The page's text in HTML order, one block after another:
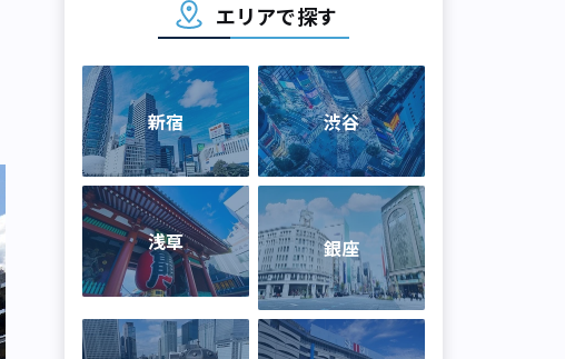
エリアで探す
新宿 渋谷
浅草 銀座